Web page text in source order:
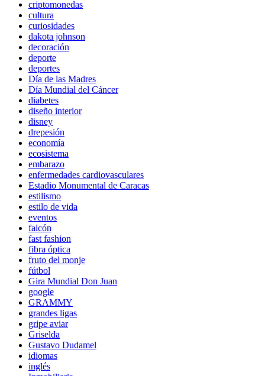
criptomonedas
cultura
curiosidades
dakota johnson
decoración
deporte
deportes
Día de las Madres
Día Mundial del Cáncer
diabetes
diseño interior
disney
drepesión
economía
ecosistema
embarazo
enfermedades cardiovasculares
Estadio Monumental de Caracas
estilismo
estilo de vida
eventos
falcón
fast fashion
fibra óptica
fruto del monje
fútbol
Gira Mundial Don Juan
google
GRAMMY
grandes ligas
gripe aviar
Griselda
Gustavo Dudamel
idiomas
inglés